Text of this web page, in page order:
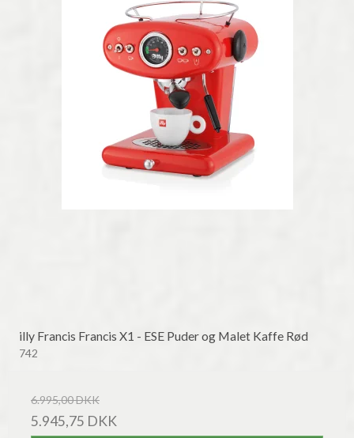
illy Francis Francis X1 - ESE Puder og Malet Kaffe Rød
742
6.995,00 DKK
5.945,75 DKK